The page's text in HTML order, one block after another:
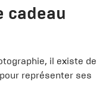
cadeau
il existe de
représenter ses